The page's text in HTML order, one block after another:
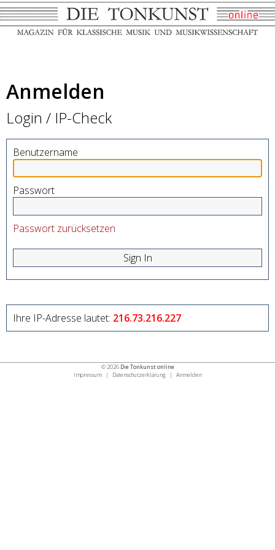
Anmelden
Login / IP-Check
Benutzername
Passwort
Passwort zurücksetzen
Sign In
Ihre IP-Adresse lautet: 216.73.216.227
© 2026 Die Tonkunst online
Impressum| Datenschutzerklärung| Anmelden